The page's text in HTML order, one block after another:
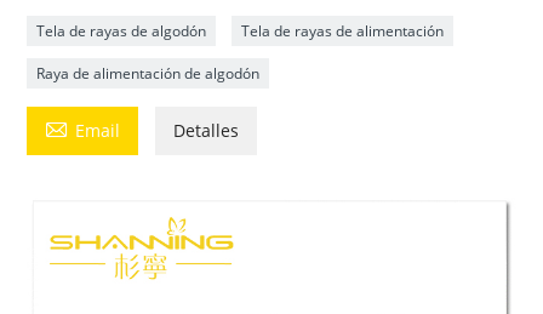
Tela de rayas de algodón Tela de rayas de alimentación
Raya de alimentación de algodón
 Email Detalles